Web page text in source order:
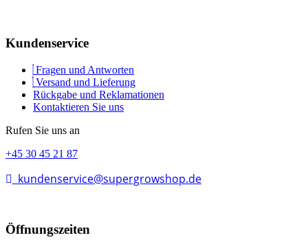
Kundenservice
Fragen und Antworten
Versand und Lieferung
Rückgabe und Reklamationen
Kontaktieren Sie uns
Rufen Sie uns an
+45 30 45 21 87
kundenservice@supergrowshop.de
Öffnungszeiten